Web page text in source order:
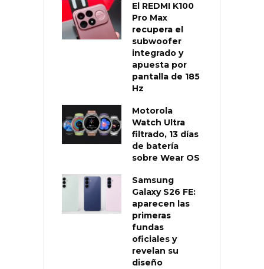
El REDMI K100
Pro Max
recupera el
subwoofer
integrado y
apuesta por
pantalla de 185
Hz
Motorola
Watch Ultra
filtrado, 13 días
de batería
sobre Wear OS
Samsung
Galaxy S26 FE:
aparecen las
primeras
fundas
oficiales y
revelan su
diseño